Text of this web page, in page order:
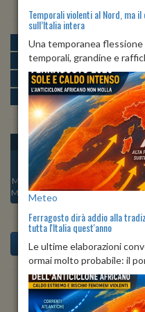
MATTINA
POMERIGGIO
SERA
NOTTE
OGGI
Min:
17°C
Max:22°C
SAB 08
Min:
Max:21°C
DOM 09
Min:17°C
Max:21°C
Previsioni del Tempo a
Temporali violenti al Nord, ma
sull’Italia intera
Una temporanea
temporali, grandine e
Meteo
Ferragosto dirà addio alla
tutta l'Italia quest'anno
Le ultime elaborazioni
ormai molto probabile: il